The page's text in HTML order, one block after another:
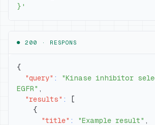
}'
● 200 · RESPONS
{
"query" :
"Kinase inhibitor
EGFR" ,
"results" :
[
{
"title" : "Example result" ,